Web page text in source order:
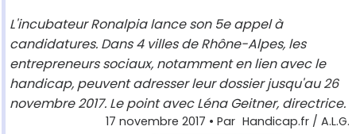
L'incubateur Ronalpia lance son 5e appel à
candidatures. Dans 4 villes de Rhône-Alpes, les
entrepreneurs sociaux, notamment en lien avec le
handicap, peuvent adresser leur dossier jusqu'au 26
novembre 2017. Le point avec Léna Geitner, directrice.
17 novembre 2017 • Par Handicap.fr / A.L.G.